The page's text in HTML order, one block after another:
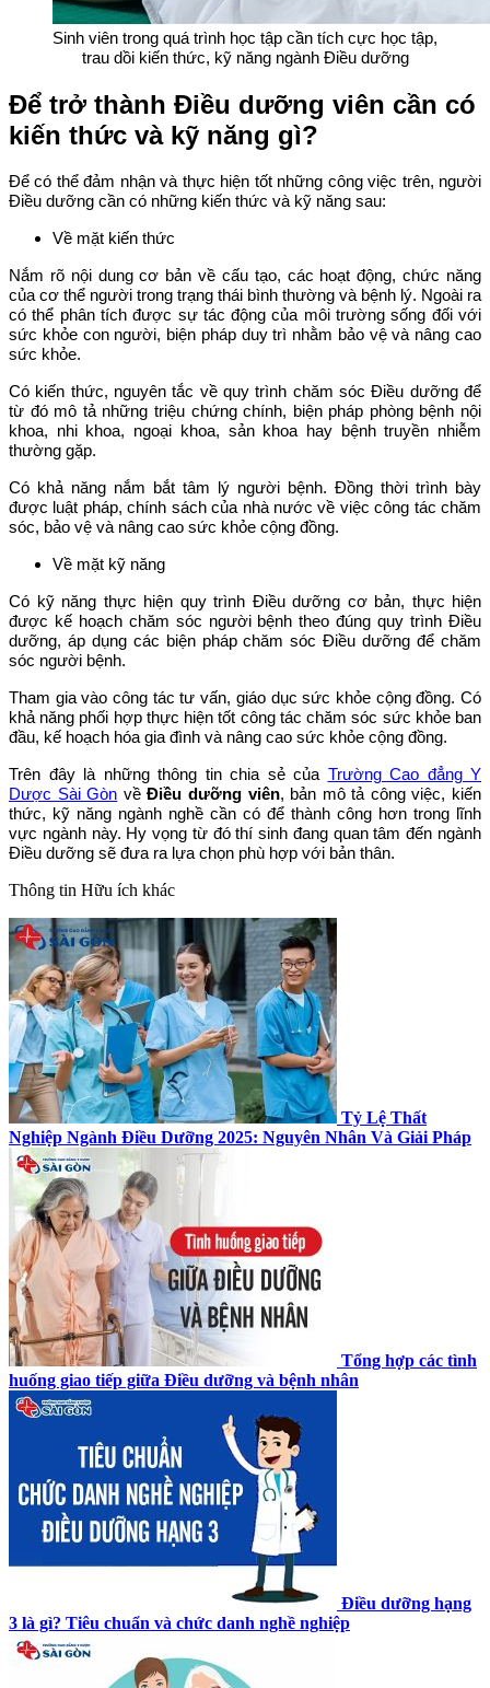
Sinh viên trong quá trình học tập cần tích cực học tập,
trau dồi kiến thức, kỹ năng ngành Điều dưỡng
Để trở thành Điều dưỡng viên cần có
kiến thức và kỹ năng gì?
Để có thể đảm nhận và thực hiện tốt những công việc trên, người
Điều dưỡng cần có những kiến thức và kỹ năng sau:
Về mặt kiến thức
Nắm rõ nội dung cơ bản về cấu tạo, các hoạt động, chức năng
của cơ thể người trong trạng thái bình thường và bệnh lý. Ngoài ra
có thể phân tích được sự tác động của môi trường sống đối với
sức khỏe con người, biện pháp duy trì nhằm bảo vệ và nâng cao
sức khỏe.
Có kiến thức, nguyên tắc về quy trình chăm sóc Điều dưỡng để
từ đó mô tả những triệu chứng chính, biện pháp phòng bệnh nội
khoa, nhi khoa, ngoại khoa, sản khoa hay bệnh truyền nhiễm
thường gặp.
Có khả năng nắm bắt tâm lý người bệnh. Đồng thời trình bày
được luật pháp, chính sách của nhà nước về việc công tác chăm
sóc, bảo vệ và nâng cao sức khỏe cộng đồng.
Về mặt kỹ năng
Có kỹ năng thực hiện quy trình Điều dưỡng cơ bản, thực hiện
được kế hoạch chăm sóc người bệnh theo đúng quy trình Điều
dưỡng, áp dụng các biện pháp chăm sóc Điều dưỡng để chăm
sóc người bệnh.
Tham gia vào công tác tư vấn, giáo dục sức khỏe cộng đồng. Có
khả năng phối hợp thực hiện tốt công tác chăm sóc sức khỏe ban
đầu, kế hoạch hóa gia đình và nâng cao sức khỏe cộng đồng.
Trên đây là những thông tin chia sẻ của Trường Cao đẳng Y
Dược Sài Gòn vềĐiều dưỡng viên, bản mô tả công việc, kiến
thức, kỹ năng ngành nghề cần có để thành công hơn trong lĩnh
vực ngành này. Hy vọng từ đó thí sinh đang quan tâm đến ngành
Điều dưỡng sẽ đưa ra lựa chọn phù hợp với bản thân.
Thông tin Hữu ích khác
Tỷ Lệ Thất
Nghiệp Ngành Điều Dưỡng 2025: Nguyên Nhân Và Giải Pháp
Tổng hợp các tình
huống giao tiếp giữa Điều dưỡng và bệnh nhân
Điều dưỡng hạng
3 là gì? Tiêu chuẩn và chức danh nghề nghiệp